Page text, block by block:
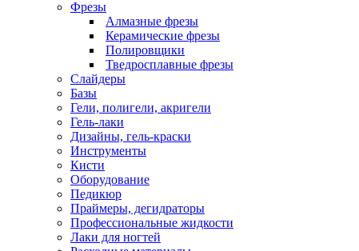
Фрезы
Алмазные фрезы
Керамические фрезы
Полировщики
Тведросплавные фрезы
Слайдеры
Базы
Гели, полигели, акригели
Гель-лаки
Дизайны, гель-краски
Инструменты
Кисти
Оборудование
Педикюр
Праймеры, дегидраторы
Профессиональные жидкости
Лаки для ногтей